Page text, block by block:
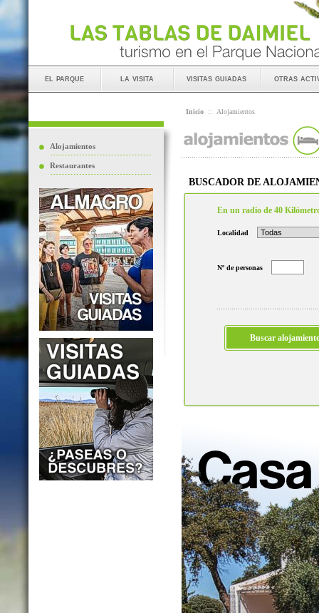
el parque la visita visitas guiadas otras
Alojamientos
Restaurantes
Inicio :: Alojamientos
BUSCADOR DE
En un radio de 40
Localidad
Nº de personas